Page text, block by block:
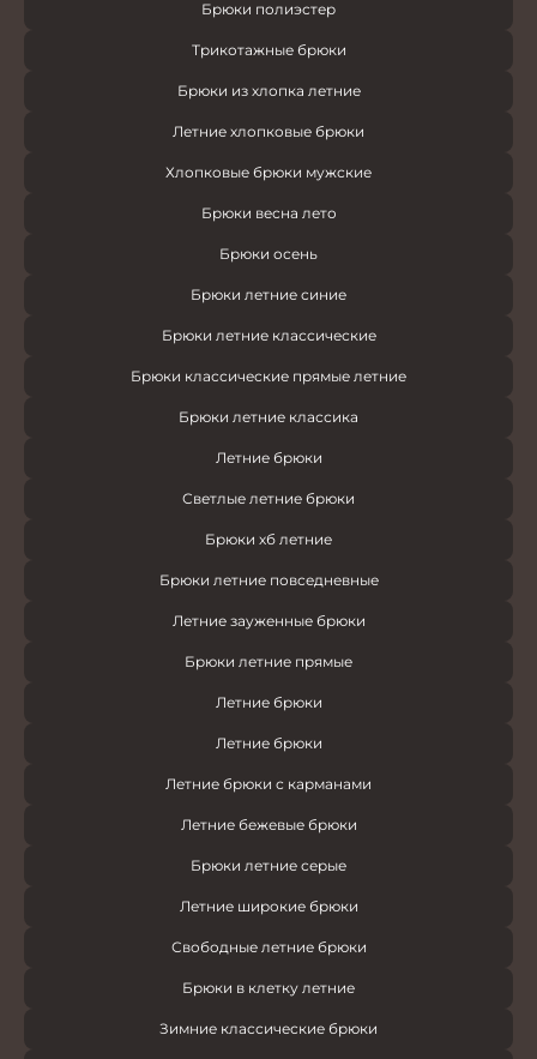
Брюки полиэстер
Трикотажные брюки
Брюки из хлопка летние
Летние хлопковые брюки
Хлопковые брюки мужские
Брюки весна лето
Брюки осень
Брюки летние синие
Брюки летние классические
Брюки классические прямые летние
Брюки летние классика
Летние брюки
Светлые летние брюки
Брюки хб летние
Брюки летние повседневные
Летние зауженные брюки
Брюки летние прямые
Летние брюки
Летние брюки
Летние брюки с карманами
Летние бежевые брюки
Брюки летние серые
Летние широкие брюки
Свободные летние брюки
Брюки в клетку летние
Зимние классические брюки